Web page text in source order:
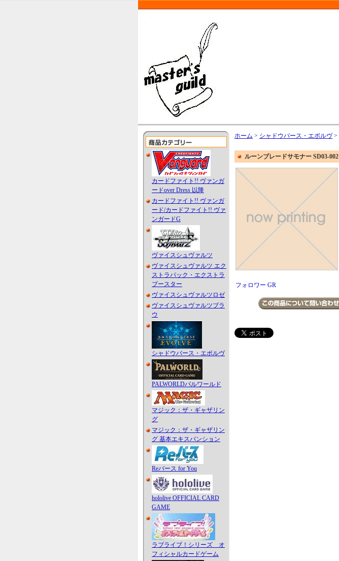
カードファイト!! ヴァンガ
ードover Dress 以降
カードファイト!! ヴァンガ
ード/カードファイト!! ヴァ
ンガードG
ヴァイスシュヴァルツ
ヴァイスシュヴァルツ エク
ストラパック・エクストラ
ブースター
ヴァイスシュヴァルツロゼ
ヴァイスシュヴァルツブラ
ウ
シャドウバース・エボルヴ
PALWORLDパルワールド
マジック：ザ・ギャザリン
グ
マジック：ザ・ギャザリン
グ 基本エキスパンション
Reバース for You
hololive OFFICIAL CARD
GAME
ラブライブ！シリーズ オ
フィシャルカードゲーム
ホーム > シャドウバース・エボルヴ>
ルーンブレードサモナー SD03-002
フォロワー GR